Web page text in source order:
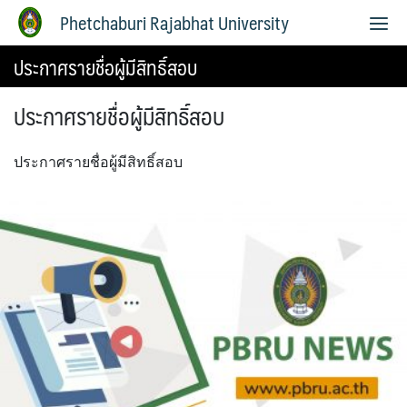
Phetchaburi Rajabhat University
ประกาศรายชื่อผู้มีสิทธิ์สอบ
ประกาศรายชื่อผู้มีสิทธิ์สอบ
ประกาศรายชื่อผู้มีสิทธิ์สอบ